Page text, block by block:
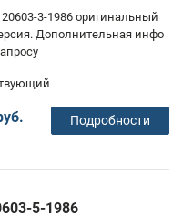
20603-3-1986 оригинальный
Дополнительная инфо
Подробности
5-1986